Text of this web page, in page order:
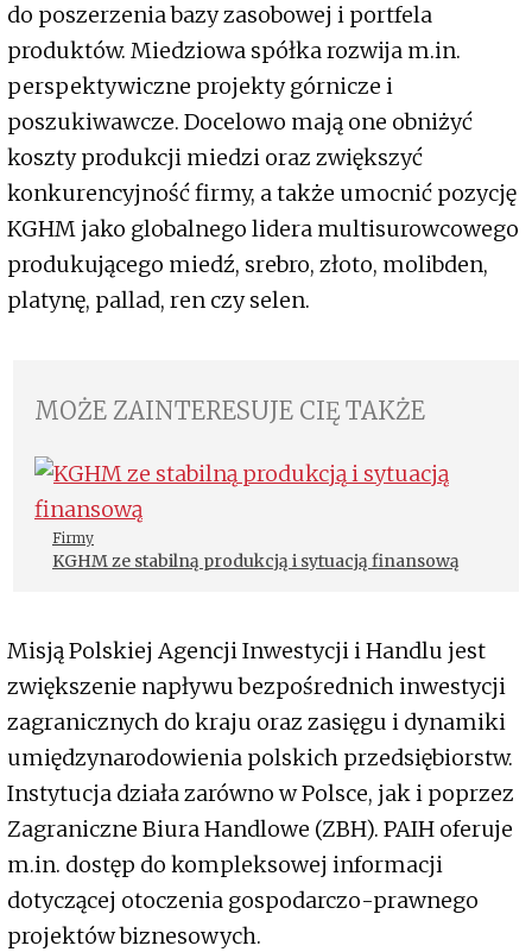
do poszerzenia bazy zasobowej i portfela
produktów. Miedziowa spółka rozwija m.in.
perspektywiczne projekty górnicze i
poszukiwawcze. Docelowo mają one obniżyć
koszty produkcji miedzi oraz zwiększyć
konkurencyjność firmy, a także umocnić pozycję
KGHM jako globalnego lidera multisurowcowego
produkującego miedź, srebro, złoto, molibden,
platynę, pallad, ren czy selen.
MOŻE ZAINTERESUJE CIĘ TAKŻE
Firmy
KGHM ze stabilną produkcją i sytuacją finansową
Misją Polskiej Agencji Inwestycji i Handlu jest
zwiększenie napływu bezpośrednich inwestycji
zagranicznych do kraju oraz zasięgu i dynamiki
umiędzynarodowienia polskich przedsiębiorstw.
Instytucja działa zarówno w Polsce, jak i poprzez
Zagraniczne Biura Handlowe (ZBH). PAIH oferuje
m.in. dostęp do kompleksowej informacji
dotyczącej otoczenia gospodarczo-prawnego
projektów biznesowych.